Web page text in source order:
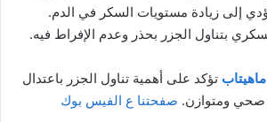
إلى زيادة مستويات السكر في الدم.
بتناول الجزر بحذر وعدم الإفراط فيه.
تؤكد على أهمية تناول الجزر باعتدال
صحي ومتوازن. صفحتنا ع الفيس بوك